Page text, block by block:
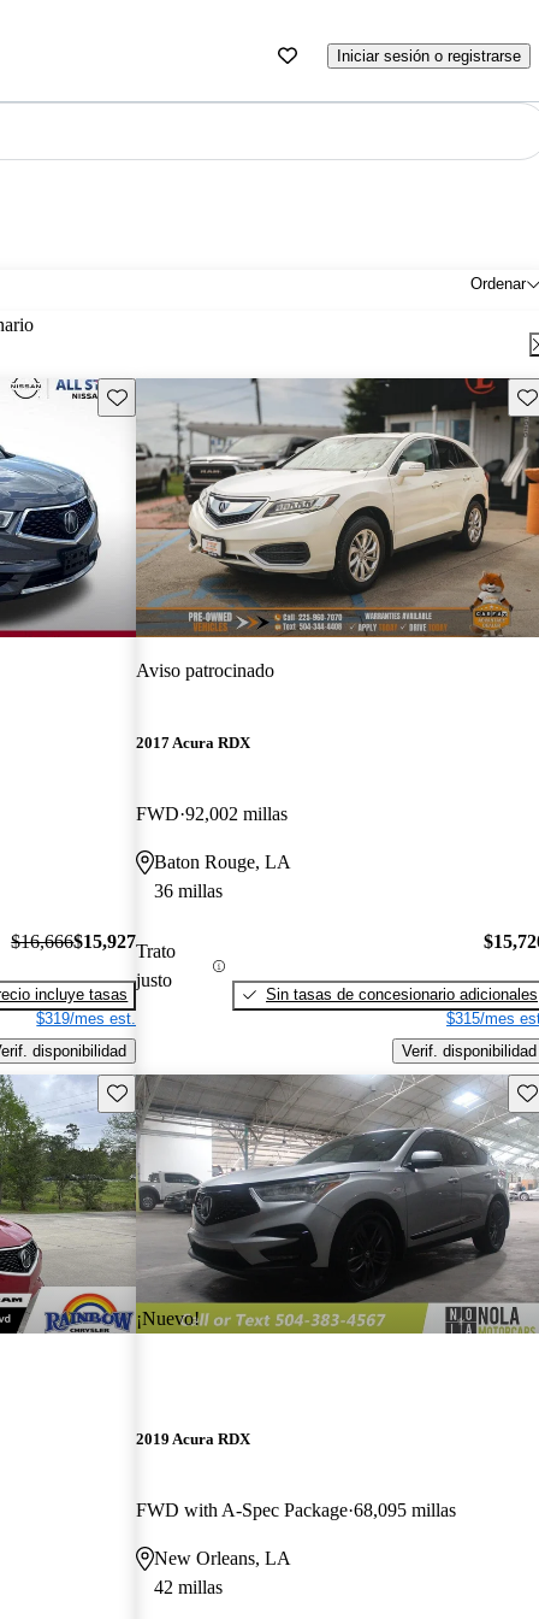
Iniciar sesión o registrarse
Ordenar
Guarda este Aviso
$16,666$15,927
incluye tasas
$319/mes est.
disponibilidad
Aviso patrocinado
2017 Acura RDX
FWD 92,002 millas
Baton Rouge, LA
36 millas
Trato
justo
Sin tasas de concesionario adicionales
$315/mes
Verif. disponibilidad
Guarda este Aviso
¡Nuevo!
2019 Acura RDX
FWD with A-Spec Package 68,095 millas
New Orleans, LA
42 millas